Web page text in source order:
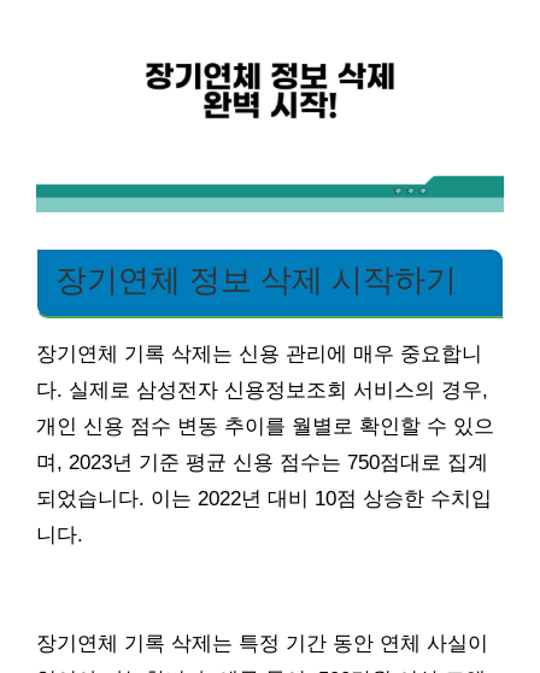
장기연체 정보 삭제 시작하기
장기연체 기록 삭제는 신용 관리에 매우 중요합니
다. 실제로 삼성전자 신용정보조회 서비스의 경우,
개인 신용 점수 변동 추이를 월별로 확인할 수 있으
며, 2023년 기준 평균 신용 점수는 750점대로 집계
되었습니다. 이는 2022년 대비 10점 상승한 수치입
니다.
장기연체 기록 삭제는 특정 기간 동안 연체 사실이